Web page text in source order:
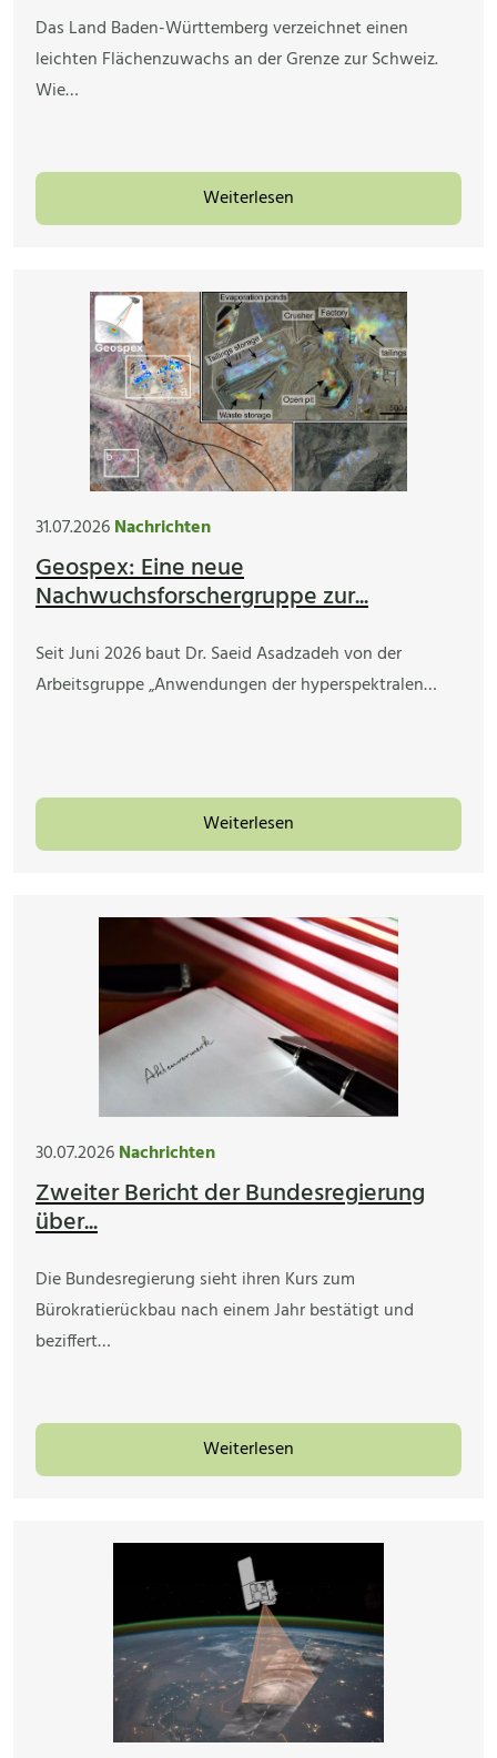
Das Land Baden-Württemberg verzeichnet einen
leichten Flächenzuwachs an der Grenze zur Schweiz.
Wie…
Weiterlesen
31.07.2026Nachrichten
Geospex: Eine neue
Nachwuchsforschergruppe zur...
Seit Juni 2026 baut Dr. Saeid Asadzadeh von der
Arbeitsgruppe „Anwendungen der hyperspektralen…
Weiterlesen
30.07.2026Nachrichten
Zweiter Bericht der Bundesregierung
über...
Die Bundesregierung sieht ihren Kurs zum
Bürokratierückbau nach einem Jahr bestätigt und
beziffert…
Weiterlesen